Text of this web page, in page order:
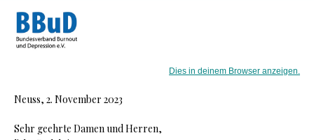
Dies in deinem Browser anzeigen.
Neuss, 2. November 2023
Sehr geehrte Damen und Herren,